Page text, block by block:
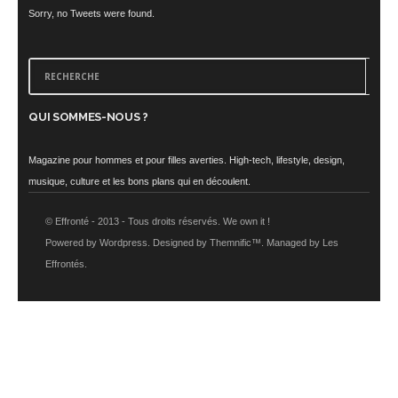
Sorry, no Tweets were found.
QUI SOMMES-NOUS ?
Magazine pour hommes et pour filles averties. High-tech, lifestyle, design,
musique, culture et les bons plans qui en découlent.
© Effronté - 2013 - Tous droits réservés. We own it !
Powered by Wordpress. Designed by Themnific™. Managed by Les
Effrontés.